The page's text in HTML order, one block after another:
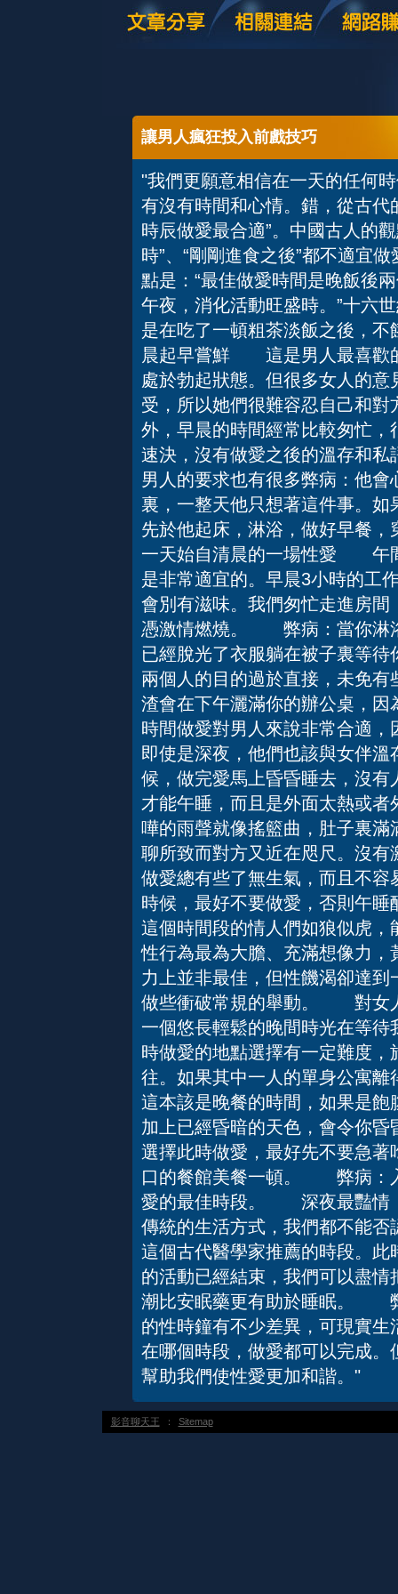
讓男人瘋狂投入前戲技巧
"我們更願意相信在一天的任何
有沒有時間和心情。錯，從古代
時辰做愛最合適”。中國古人的
時”、“剛剛進食之後”都不適宜
點是：“最佳做愛時間是晚飯後
午夜，消化活動旺盛時。”十六
是在吃了一頓粗茶淡飯之後，
晨起早嘗鮮 這是男人最喜歡
處於勃起狀態。但很多女人的
受，所以她們很難容忍自己和
外，早晨的時間經常比較匆忙
速決，沒有做愛之後的溫存和
男人的要求也有很多弊病：他
裏，一整天他只想著這件事。
先於他起床，淋浴，做好早餐
一天始自清晨的一場性愛 午
是非常適宜的。早晨3小時的工
會別有滋味。我們匆忙走進房
憑激情燃燒。 弊病：當你淋
已經脫光了衣服躺在被子裏等
兩個人的目的過於直接，未免
渣會在下午灑滿你的辦公桌
時間做愛對男人來說非常合適
即使是深夜，他們也該與女伴
候，做完愛馬上昏昏睡去，沒
才能午睡，而且是外面太熱或
嘩的雨聲就像搖籃曲，肚子裏
聊所致而對方又近在咫尺。沒
做愛總有些了無生氣，而且不
時候，最好不要做愛，否則
這個時間段的情人們如狼似虎
性行為最為大膽、充滿想像力
力上並非最佳，但性饑渴卻達
做些衝破常規的舉動。 對女
一個悠長輕鬆的晚間時光在等
時做愛的地點選擇有一定難度
往。如果其中一人的單身公
這本該是晚餐的時間，如果是
加上已經昏暗的天色，會令你
選擇此時做愛，最好先不要急
口的餐館美餐一頓。 弊病：
愛的最佳時段。 深夜最豔情
傳統的生活方式，我們都不能
這個古代醫學家推薦的時段。
的活動已經結束，我們可以盡
潮比安眠藥更有助於睡眠。
的性時鐘有不少差異，可現實
在哪個時段，做愛都可以完成
幫助我們使性愛更加和諧。"
影音聊天王 ： Sitemap